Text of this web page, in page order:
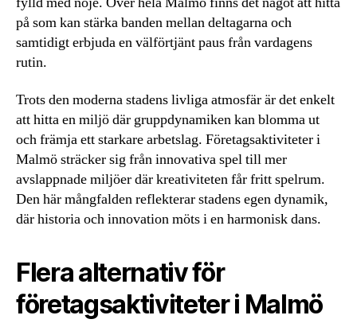
på som kan stärka banden mellan deltagarna och
samtidigt erbjuda en välförtjänt paus från vardagens
rutin.
Trots den moderna stadens livliga atmosfär är det enkelt
att hitta en miljö där gruppdynamiken kan blomma ut
och främja ett starkare arbetslag. Företagsaktiviteter i
Malmö sträcker sig från innovativa spel till mer
avslappnade miljöer där kreativiteten får fritt spelrum.
Den här mångfalden reflekterar stadens egen dynamik,
där historia och innovation möts i en harmonisk dans.
Flera alternativ för
företagsaktiviteter i Malmö